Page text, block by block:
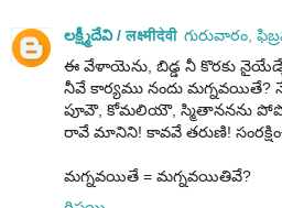
లక్ష్మీదేవి / लक्ष्मीदेवी గురువారం,
ఈ వేళాయెను, బిడ్డ నీ కొరకు
నీవే కార్యము నందు మగ్నవయితే?
పూవౌ, కోమలియౌ, స్మితాననను
రావే మానిని! కావవే తరుణి!
మగ్నవయితే = మగ్నవయితివే?